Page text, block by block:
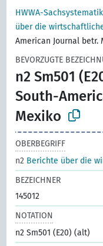
HWWA-Sachsystematik
über die
American Journal betr.
BEVORZUGTE
n2 Sm501
South-
Mexiko
OBERBEGRIFF
n2 Berichte über die
BEZEICHNER
145012
NOTATION
n2 Sm501 (E20) (alt)